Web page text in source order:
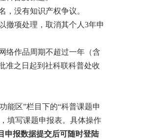
没有知识产权争议。
撤项处理，取消其个人 3年申
络作品周期不超过一年（含
准之日起到社科联科普处收
能区”栏目下的“科普课题申
填写课题申报表。具体操作
申报数据提交后可随时登陆